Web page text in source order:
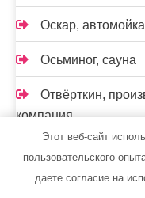
Оскар,
Осьминог, сауна
Отвёрткин,
компания
Парок, сауна
Этот веб-сайт
пользовательского
даете согласие на